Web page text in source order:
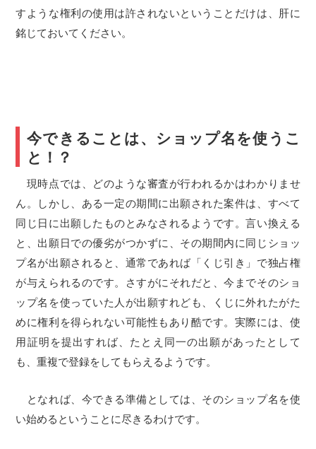
すような権利の使用は許されないということだけは、肝に
銘じておいてください。
今できることは、ショップ名を使うこ
と！？
現時点では、どのような審査が行われるかはわかりませ
ん。しかし、ある一定の期間に出願された案件は、すべて
同じ日に出願したものとみなされるようです。言い換える
と、出願日での優劣がつかずに、その期間内に同じショッ
プ名が出願されると、通常であれば「くじ引き」で独占権
が与えられるのです。さすがにそれだと、今までそのショ
ップ名を使っていた人が出願すれども、くじに外れたがた
めに権利を得られない可能性もあり酷です。実際には、使
用証明を提出すれば、たとえ同一の出願があったとして
も、重複で登録をしてもらえるようです。
となれば、今できる準備としては、そのショップ名を使
い始めるということに尽きるわけです。